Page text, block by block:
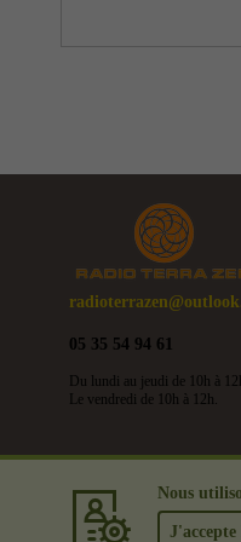
05 35 54 94 61
Du lundi au jeudi de 10h à
Le vendredi de 10h à 12h.
Nous